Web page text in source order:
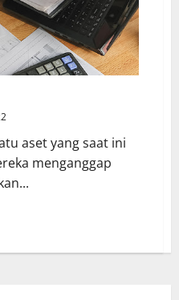
aset yang saat ini
menganggap